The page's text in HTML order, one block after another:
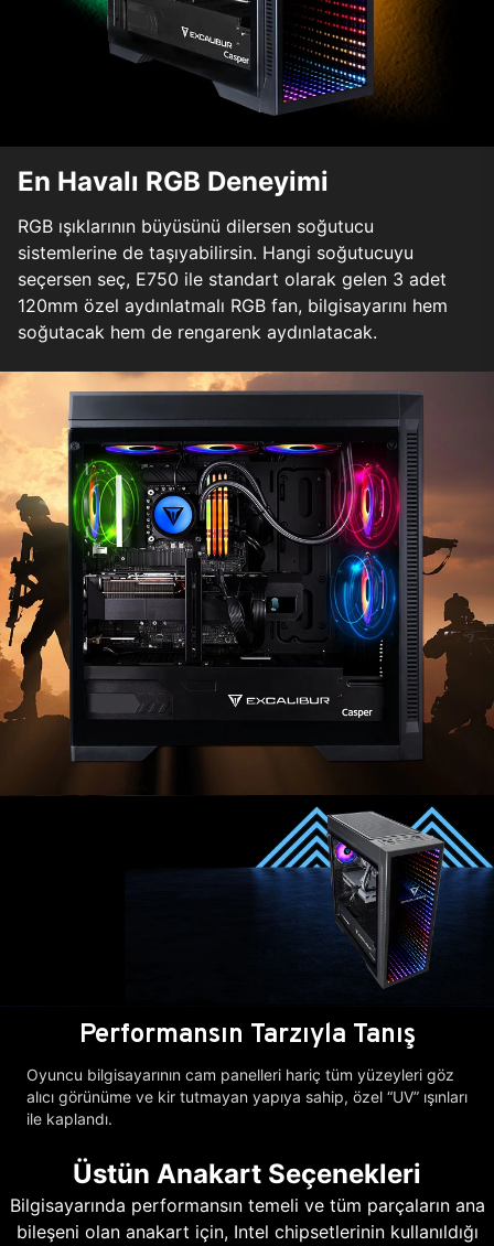
En Havalı RGB Deneyimi
RGB ışıklarının büyüsünü dilersen soğutucu
sistemlerine de taşıyabilirsin. Hangi soğutucuyu
seçersen seç, E750 ile standart olarak gelen 3 adet
120mm özel aydınlatmalı RGB fan, bilgisayarını hem
soğutacak hem de rengarenk aydınlatacak.
Performansın Tarzıyla Tanış
Oyuncu bilgisayarının cam panelleri hariç tüm yüzeyleri göz
alıcı görünüme ve kir tutmayan yapıya sahip, özel “UV” ışınları
ile kaplandı.
Üstün Anakart Seçenekleri
Bilgisayarında performansın temeli ve tüm parçaların ana
bileşeni olan anakart için, Intel chipsetlerinin kullanıldığı